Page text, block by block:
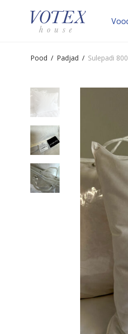
Pood / Padjad / Sulepadi